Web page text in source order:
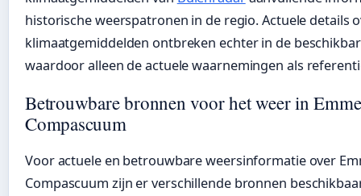
historische weerspatronen in de regio. Actuele details
klimaatgemiddelden ontbreken echter in de
waardoor alleen de actuele waarnemingen als
Betrouwbare bronnen voor het weer in
Compascuum
Voor actuele en betrouwbare weersinformatie over
Compascuum zijn er verschillende bronnen